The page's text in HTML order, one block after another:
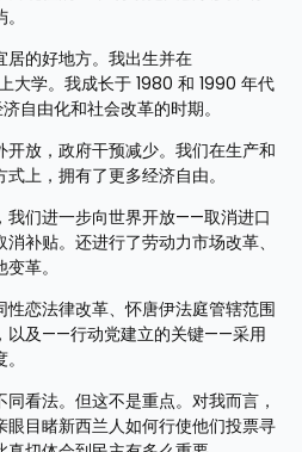
居的好地方。我出生并在
大学。我成长于 1980 和 1990 年代
自由化和社会改革的时期。
放，政府干预减少。我们在生产和
上，拥有了更多经济自由。
我们进一步向世界开放——取消进口
补贴。还进行了劳动力市场改革、
革。
恋法律改革、怀唐伊法庭管辖范围
以及——行动党建立的关键——采用
看法。但这不是重点。对我而言，
目睹新西兰人如何行使他们投票寻